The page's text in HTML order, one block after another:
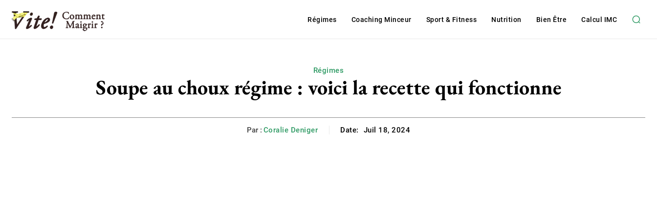
Régimes Coaching Minceur Sport & Fitness Nutrition Bien Être Calcul IMC
Régimes
Soupe au choux régime : voici la recette qui fonctionne
Par : Coralie Deniger Date: Juil 18, 2024